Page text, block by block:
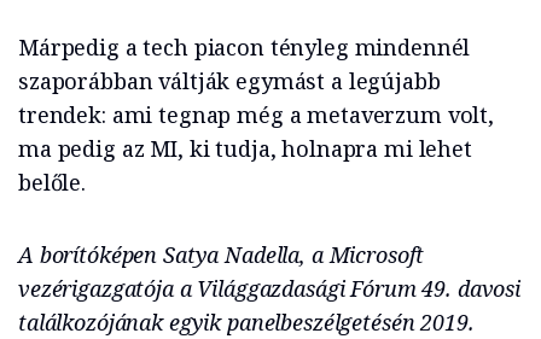
Márpedig a tech piacon tényleg mindennél
szaporábban váltják egymást a legújabb
trendek: ami tegnap még a metaverzum volt,
ma pedig az MI, ki tudja, holnapra mi lehet
belőle.
A borítóképen Satya Nadella, a Microsoft
vezérigazgatója a Világgazdasági Fórum 49. davosi
találkozójának egyik panelbeszélgetésén 2019.